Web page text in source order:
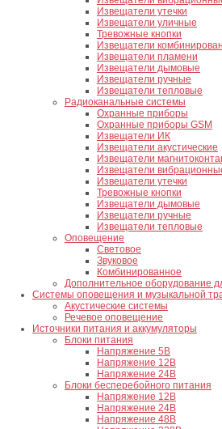
Извещатели утечки
Извещатели уличные
Тревожные кнопки
Извещатели
Извещатели пламени
Извещатели дымовые
Извещатели ручные
Извещатели тепловые
Радиоканальные системы
Охранные приборы
Охранные приборы GSM
Извещатели ИК
Извещатели акустические
Извещатели
Извещатели
Извещатели утечки
Тревожные кнопки
Извещатели дымовые
Извещатели ручные
Извещатели тепловые
Оповещение
Световое
Звуковое
Комбинированное
Дополнительное оборудование
Системы оповещения и музыкальной
Акустические системы
Речевое оповещение
Источники питания и аккумуляторы
Блоки питания
Напряжение 5В
Напряжение 12В
Напряжение 24В
Блоки бесперебойного питания
Напряжение 12В
Напряжение 24В
Напряжение 48В